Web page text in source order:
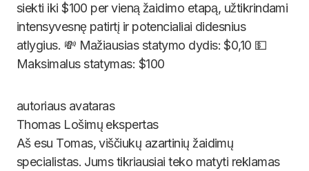
siekti iki $100 per vieną žaidimo etapą, užtikrindami
intensyvesnę patirtį ir potencialiai didesnius
atlygius. 💸 Mažiausias statymo dydis: $0,10 💵
Maksimalus statymas: $100
Thomas Lošimų ekspertas
Aš esu Tomas, viščiukų azartinių žaidimų
specialistas. Jums tikriausiai teko matyti reklamas